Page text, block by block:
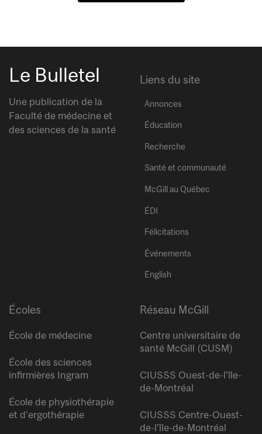
Le Bulletel
Une publication de la
Faculté de médecine et
des sciences de la santé
Liens du site
Annonces
Éducation
Recherche
Santé et communauté
McGill au Québec
ÉDI
Félicitations
Événements
English
Écoles
École de médecine
École des sciences
infirmières Ingram
École de physiothérapie
et d’ergothérapie
Réseau McGill
Centre universitaire de
santé McGill (CUSM)
CIUSSS Ouest-de-l’île-
de-Montréal
CIUSSS Centre-Ouest-
de-l’île-de-Montréal